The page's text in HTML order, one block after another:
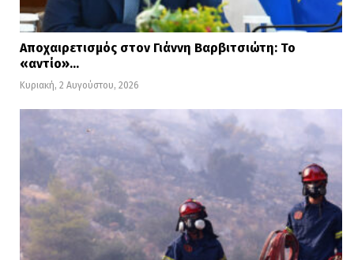
Αποχαιρετισμός στον Γιάννη Βαρβιτσιώτη: Το
«αντίο»…
Κυριακή, 2 Αυγούστου, 2026